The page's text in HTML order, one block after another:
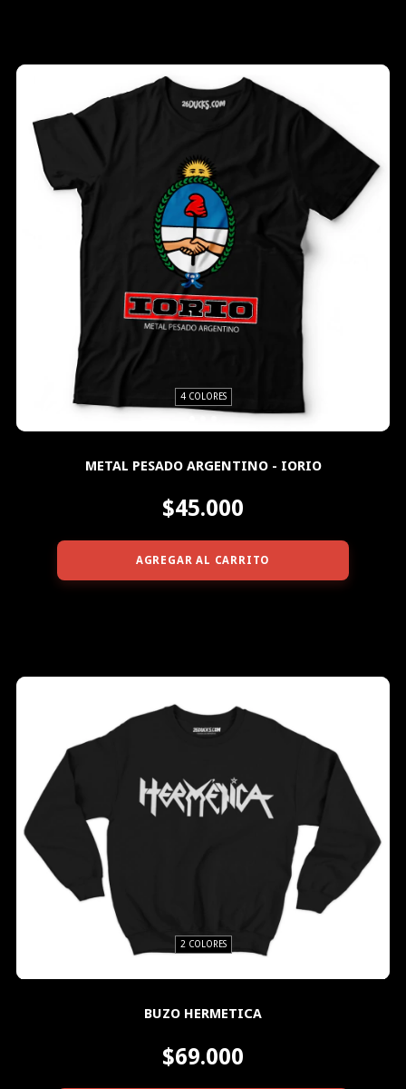
4 COLORES
METAL PESADO ARGENTINO - IORIO
$45.000
AGREGAR AL CARRITO
2 COLORES
BUZO HERMETICA
$69.000